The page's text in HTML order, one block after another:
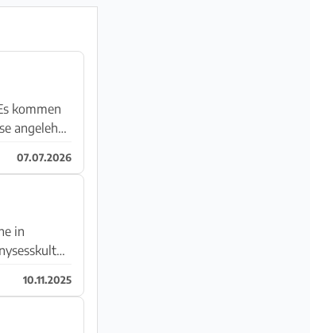
kommen
angelehnt
07.07.2026
in
10.11.2025